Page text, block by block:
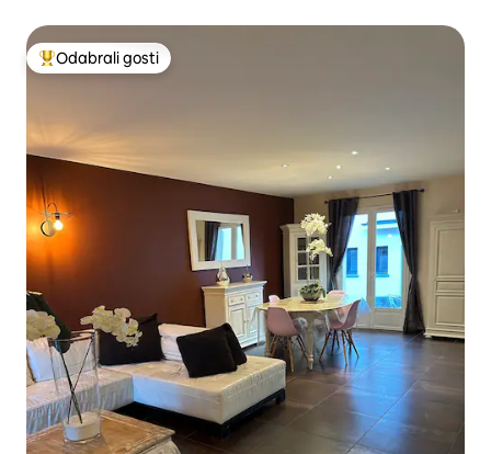
Među najviše rangiranima s oznakom „Odabrali gosti”
Odabrali gosti